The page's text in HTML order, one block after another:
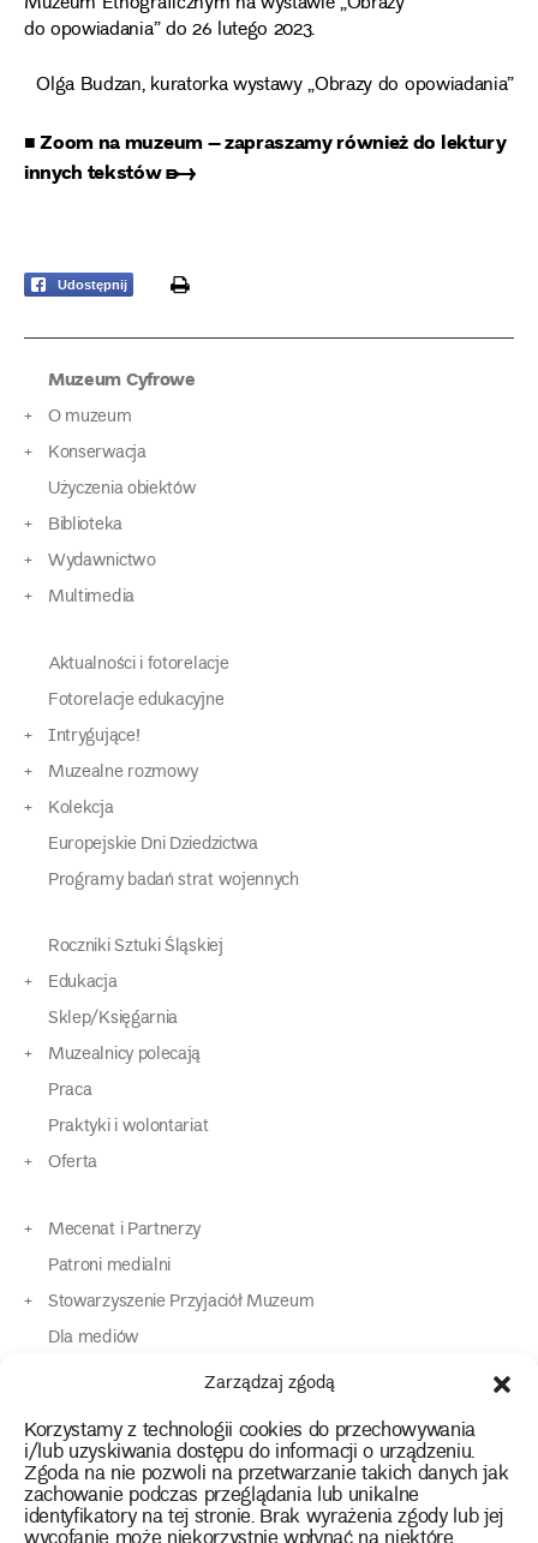
Zarządzaj zgodą
Korzystamy z technologii cookies do przechowywania
i/lub uzyskiwania dostępu do informacji o urządzeniu.
Zgoda na nie pozwoli na przetwarzanie takich danych jak
zachowanie podczas przeglądania lub unikalne
identyfikatory na tej stronie. Brak wyrażenia zgody lub jej
do opowiadania” do 26 lutego 2023.
Olga Budzan, kuratorka wystawy „Obrazy do opowiadania”
■ Zoom na muzeum – zapraszamy również do lektury
innych tekstów ➸
Udostępnij print
Muzeum Cyfrowe
O muzeum
Konserwacja
Użyczenia obiektów
Biblioteka
Wydawnictwo
Multimedia
Aktualności i fotorelacje
Fotorelacje edukacyjne
Intrygujące!
Muzealne rozmowy
Kolekcja
Europejskie Dni Dziedzictwa
Programy badań strat wojennych
Roczniki Sztuki Śląskiej
Edukacja
Sklep/Księgarnia
Muzealnicy polecają
Praca
Praktyki i wolontariat
Oferta
Mecenat i Partnerzy
Patroni medialni
Stowarzyszenie Przyjaciół Muzeum
Dla mediów
Dla osób o specjalnych potrzebach
Kontakt
instagram
twitterfacebookyoutube
tiktok